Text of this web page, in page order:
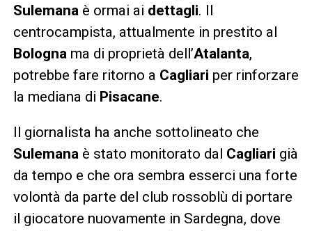
Sulemanaè ormai ai dettagli. Il
centrocampista, attualmente in prestito al
Bolognama di proprietà dell’Atalanta,
potrebbe fare ritorno a Cagliari per rinforzare
la mediana di Pisacane.
Il giornalista ha anche sottolineato che
Sulemanaè stato monitorato dal Cagliari già
da tempo e che ora sembra esserci una forte
volontà da parte del club rossoblù di portare
il giocatore nuovamente in Sardegna, dove